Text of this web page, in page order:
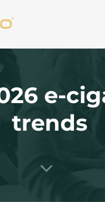
e-
trends